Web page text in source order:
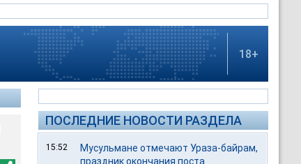
18+
ПОСЛЕДНИЕ НОВОСТИ РАЗДЕЛА
15:52
Мусульмане отмечают Ураза-байрам,
праздник окончания поста